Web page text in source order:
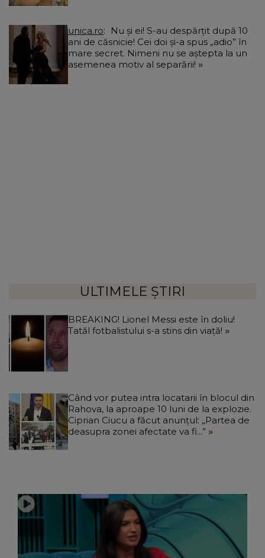
unica.ro
ani de căsnicie! Cei doi și-a spus „adio” în
mare secret. Nimeni nu se aștepta la un
asemenea motiv al separării!
ULTIMELE ȘTIRI
BREAKING! Lionel Messi este în doliu!
Tatăl fotbalistului s-a stins din viață!
Când vor putea intra locatarii în blocul din
Rahova, la aproape 10 luni de la explozie.
Ciprian Ciucu a făcut anunțul: „Partea de
deasupra zonei afectate va fi...”